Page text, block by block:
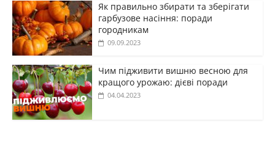
Як правильно збирати та зберігати
гарбузове насіння: поради
городникам
09.09.2023
Чим підживити вишню весною для
кращого урожаю: дієві поради
04.04.2023